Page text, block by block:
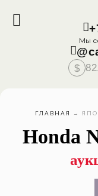
Мы
$
ГЛАВНАЯ →
Honda